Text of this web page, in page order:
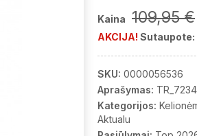
Kaina 109,95 €
AKCIJA! Sutaupote:
SKU: 0000056536
Aprašymas:
Kategorijos:
Aktualu